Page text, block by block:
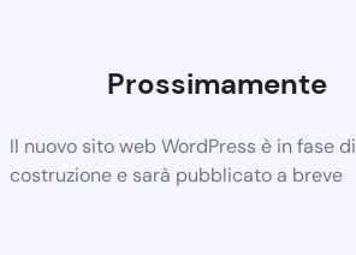
Prossimamente
Il nuovo sito web WordPress è in fase di
costruzione e sarà pubblicato a breve